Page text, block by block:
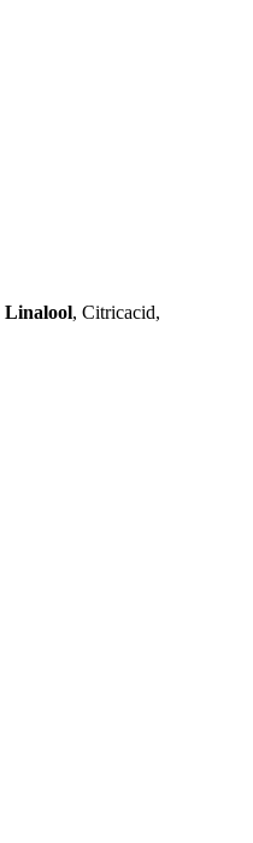
Linalool, Citricacid,